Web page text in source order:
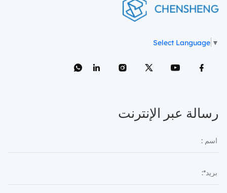
Select Language ▼
رسالة عبر الإنترنت